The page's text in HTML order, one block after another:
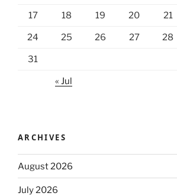
17 18 19 20 21
24 25 26 27 28
31
« Jul
ARCHIVES
August 2026
July 2026